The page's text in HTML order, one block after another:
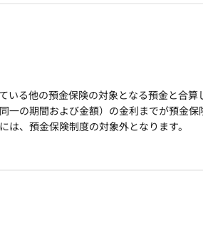
いる他の預金保険の対象となる預金と合
の期間および金額）の金利までが預金
、預金保険制度の対象外となります。